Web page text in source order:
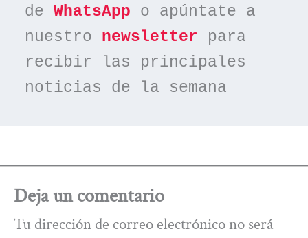
de WhatsApp o apúntate a
nuestro newsletter para
recibir las principales
noticias de la semana
Deja un comentario
Tu dirección de correo electrónico no será